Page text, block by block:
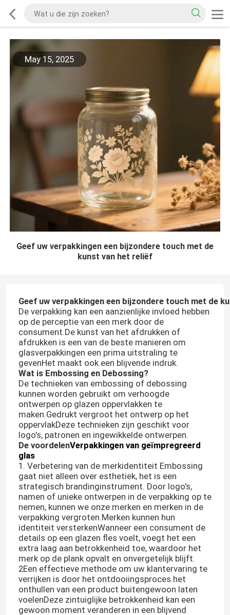
May 15, 2025
Geef uw verpakkingen een bijzondere touch met de
kunst van het reliëf
Geef uw verpakkingen een bijzondere touch met de
De verpakking kan een aanzienlijke invloed hebben
op de perceptie van een merk door de
consument.De kunst van het afdrukken of
afdrukken is een van de beste manieren om
glasverpakkingen een prima uitstraling te
gevenHet maakt ook een blijvende indruk.
Wat is Embossing en Debossing?
De technieken van embossing of debossing
kunnen worden gebruikt om verhoogde
ontwerpen op glazen oppervlakken te
maken.Gedrukt vergroot het ontwerp op het
oppervlakDeze technieken zijn geschikt voor
logo's, patronen en ingewikkelde ontwerpen.
De voordelenVerpakkingen van geïmpregreerd
glas
1. Verbetering van de merkidentiteit Embossing
gaat niet alleen over esthetiek, het is een
strategisch brandinginstrument. Door logo's,
namen of unieke ontwerpen in de verpakking op te
nemen, kunnen we onze merken en merken in de
verpakking vergroten.Merken kunnen hun
identiteit versterkenWanneer een consument de
details op een glazen fles voelt, voegt het een
extra laag aan betrokkenheid toe, waardoor het
merk op de plank opvalt en onvergetelijk blijft.
2Een effectieve methode om uw klantervaring te
verrijken is door het ontdooiingsproces.het
onthullen van een product buitengewoon laten
voelenDeze zintuiglijke betrokkenheid kan een
gewoon moment veranderen in een blijvend